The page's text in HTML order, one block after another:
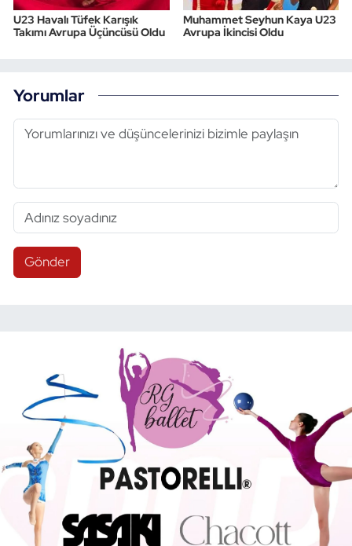
U23 Havalı Tüfek Karışık
Takımı Avrupa Üçüncüsü Oldu
Muhammet Seyhun Kaya U23
Avrupa İkincisi Oldu
Yorumlar
Gönder